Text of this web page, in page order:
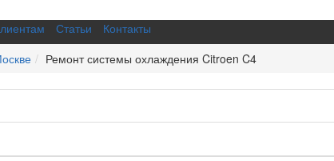
Статьи
Контакты
Ремонт системы охлаждения Citroen C4